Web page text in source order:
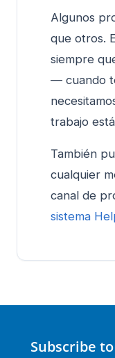
Algunos
que otros.
siempre
— cuando
trabajo
También
cualquier
canal de
sistema
Subscribe